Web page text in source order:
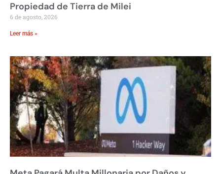
Propiedad de Tierra de Milei
6 de agosto, 2026
Leer más »